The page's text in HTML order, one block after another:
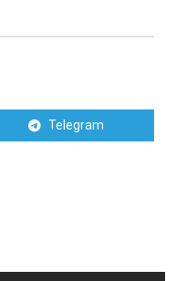
Telegram